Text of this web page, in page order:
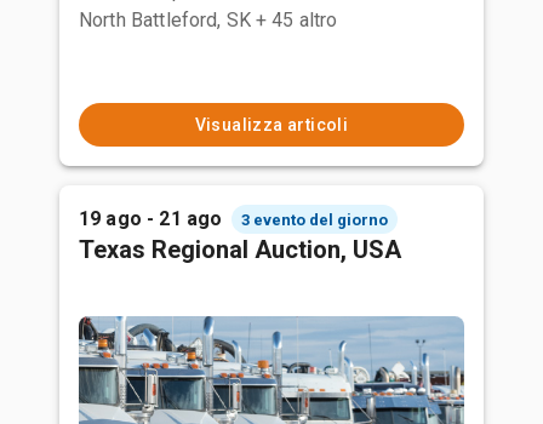
North Battleford, SK + 45 altro
Visualizza articoli
19 ago - 21 ago 3 evento del giorno
Texas Regional Auction, USA